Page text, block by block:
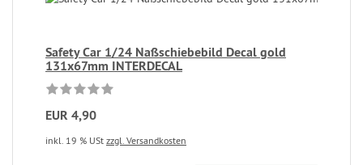
Safety Car 1/24 Naßschiebebild Decal gold
131x67mm INTERDECAL
EUR 4,90
inkl. 19 % USt zzgl. Versandkosten